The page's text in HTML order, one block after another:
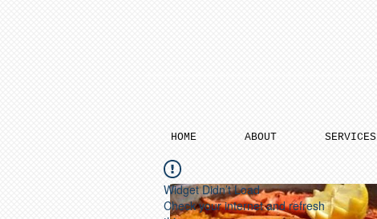
HOME ABOUT SERVICES
Widget Didn’t Load
Check your internet and refresh